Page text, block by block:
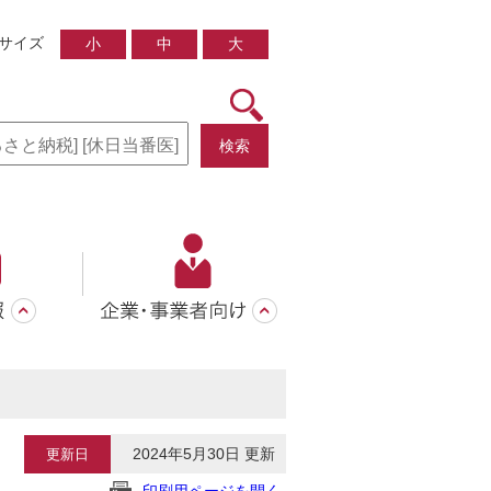
イズ 小 中 大
検索
更新日 2024年5月30日 更新